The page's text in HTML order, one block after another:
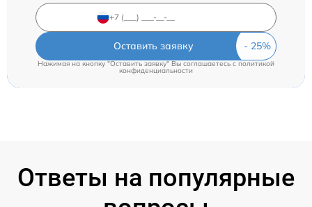
Оставить заявку
Нажимая на кнопку "Оставить заявку" Вы соглашаетесь cполитикой
конфиденциальности
Ответы на популярные